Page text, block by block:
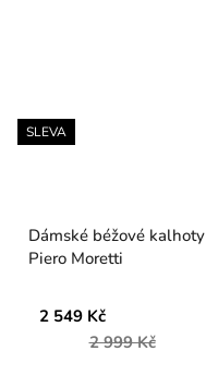
SLEVA
Dámské béžové kalhoty
Piero Moretti
2 549 Kč
2 999 Kč